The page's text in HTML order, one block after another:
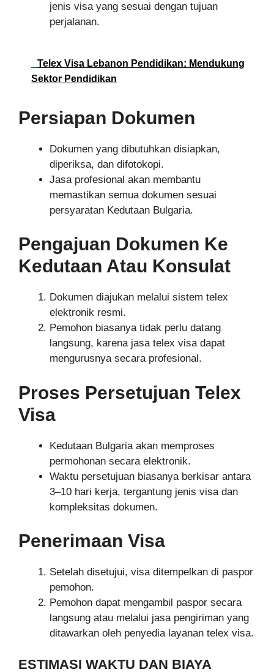
jenis visa yang sesuai dengan tujuan
perjalanan.
Telex Visa Lebanon Pendidikan: Mendukung
Sektor Pendidikan
Persiapan Dokumen
Dokumen yang dibutuhkan disiapkan,
diperiksa, dan difotokopi.
Jasa profesional akan membantu
memastikan semua dokumen sesuai
persyaratan Kedutaan Bulgaria.
Pengajuan Dokumen Ke
Kedutaan Atau Konsulat
Dokumen diajukan melalui sistem telex
elektronik resmi.
Pemohon biasanya tidak perlu datang
langsung, karena jasa telex visa dapat
mengurusnya secara profesional.
Proses Persetujuan Telex
Visa
Kedutaan Bulgaria akan memproses
permohonan secara elektronik.
Waktu persetujuan biasanya berkisar antara
3–10 hari kerja, tergantung jenis visa dan
kompleksitas dokumen.
Penerimaan Visa
Setelah disetujui, visa ditempelkan di paspor
pemohon.
Pemohon dapat mengambil paspor secara
langsung atau melalui jasa pengiriman yang
ditawarkan oleh penyedia layanan telex visa.
ESTIMASI WAKTU DAN BIAYA